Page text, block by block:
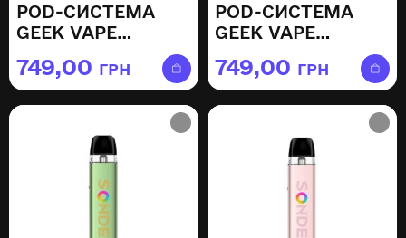
POD-СИСТЕМА
GEEK VAPE
MOCHA GOLD
749,00 ГРН
POD-СИСТЕМА
GEEK VAPE
OCEAN BLUE
749,00 ГРН